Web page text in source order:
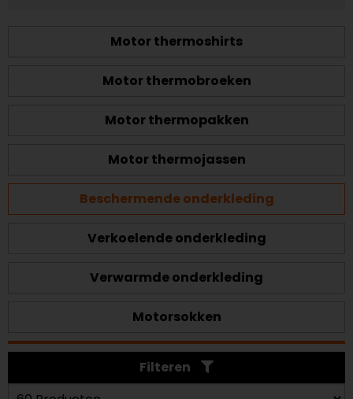
Motor thermoshirts
Motor thermobroeken
Motor thermopakken
Motor thermojassen
Beschermende onderkleding
Verkoelende onderkleding
Verwarmde onderkleding
Motorsokken
Filteren